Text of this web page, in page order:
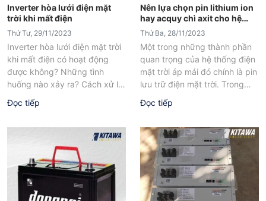
Inverter hòa lưới điện mặt
trời khi mất điện
Thứ Tư, 29/11/2023
Inverter hòa lưới điện mặt trời
khi mất điện có hoạt động
được không? Những tình
huống nào xảy ra? Cách xử lý
như thế nào?...
Đọc tiếp
Nên lựa chọn pin lithium ion
hay acquy chì axit cho hệ
thống điện mặt trời
Thứ Ba, 28/11/2023
Một trong những thành phần
quan trọng của hệ thống điện
mặt trời áp mái đó chính là pin
lưu trữ điện mặt trời. Trong
Đọc tiếp